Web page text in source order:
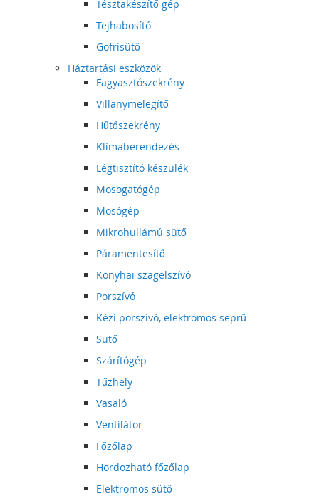
Tésztakészítő gép
Tejhabosító
Gofrisütő
Háztartási eszközök
Fagyasztószekrény
Villanymelegítő
Hűtőszekrény
Klímaberendezés
Légtisztító készülék
Mosogatógép
Mosógép
Mikrohullámú sütő
Páramentesítő
Konyhai szagelszívó
Porszívó
Kézi porszívó, elektromos seprű
Sütő
Szárítógép
Tűzhely
Vasaló
Ventilátor
Főzőlap
Hordozható főzőlap
Elektromos sütő